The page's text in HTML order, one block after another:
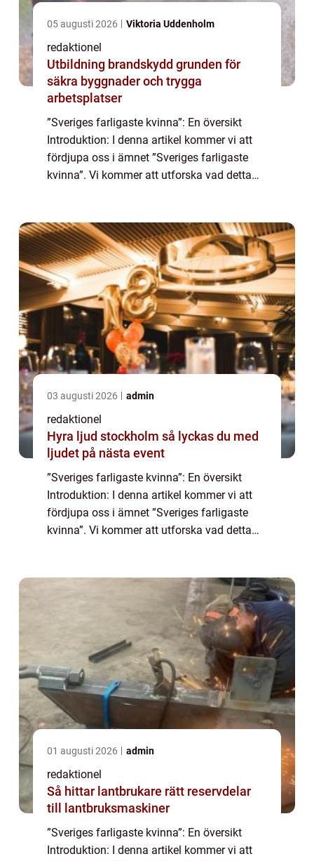
05 augusti 2026 Viktoria Uddenholm
redaktionel
Utbildning brandskydd grunden för
säkra byggnader och trygga
arbetsplatser
”Sveriges farligaste kvinna”: En översikt
Introduktion: I denna artikel kommer vi att
fördjupa oss i ämnet ”Sveriges farligaste
kvinna”. Vi kommer att utforska vad detta
03 augusti 2026 admin
redaktionel
Hyra ljud stockholm så lyckas du med
ljudet på nästa event
”Sveriges farligaste kvinna”: En översikt
Introduktion: I denna artikel kommer vi att
fördjupa oss i ämnet ”Sveriges farligaste
kvinna”. Vi kommer att utforska vad detta
01 augusti 2026 admin
redaktionel
Så hittar lantbrukare rätt reservdelar
till lantbruksmaskiner
”Sveriges farligaste kvinna”: En översikt
Introduktion: I denna artikel kommer vi att